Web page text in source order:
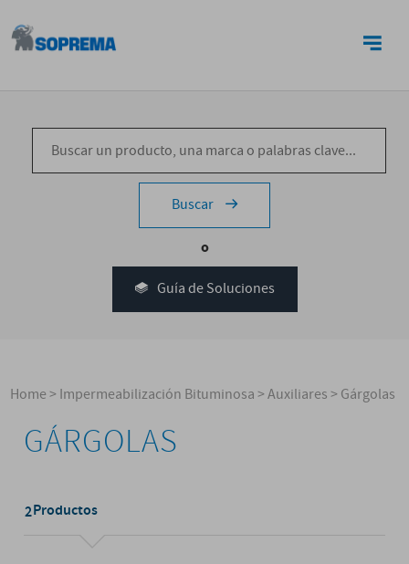
Buscar
o
Guía de Soluciones
Home>Impermeabilización Bituminosa>Auxiliares>Gárgolas
GÁRGOLAS
2Productos